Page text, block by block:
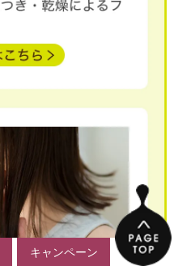
キャンペーン